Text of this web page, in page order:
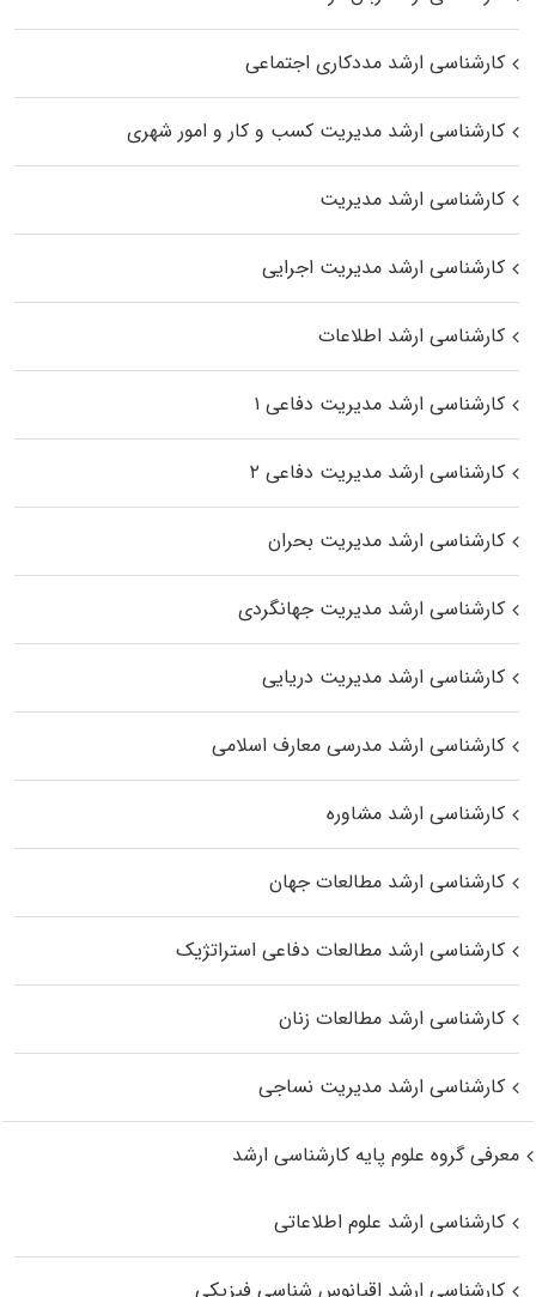
کارشناسی ارشد مددکاری اجتماعی
کارشناسی ارشد مدیریت کسب و کار و امور شهری
کارشناسی ارشد مدیریت
کارشناسی ارشد مدیریت اجرایی
کارشناسی ارشد اطلاعات
کارشناسی ارشد مدیریت دفاعی ۱
کارشناسی ارشد مدیریت دفاعی ۲
کارشناسی ارشد مدیریت بحران
کارشناسی ارشد مدیریت جهانگردی
کارشناسی ارشد مدیریت دریایی
کارشناسی ارشد مدرسی معارف اسلامی
کارشناسی ارشد مشاوره
کارشناسی ارشد مطالعات جهان
کارشناسی ارشد مطالعات دفاعی استراتژیک
کارشناسی ارشد مطالعات زنان
کارشناسی ارشد مدیریت نساجی
معرفی گروه علوم پایه کارشناسی ارشد
کارشناسی ارشد علوم اطلاعاتی
کارشناسی ارشد اقیانوس‌ شناسی فیزیکی